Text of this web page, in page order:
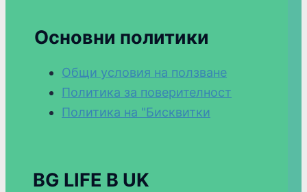
Основни политики
Общи условия на ползване
Политика за поверителност
Политика на "Бисквитки
BG LIFE В UK